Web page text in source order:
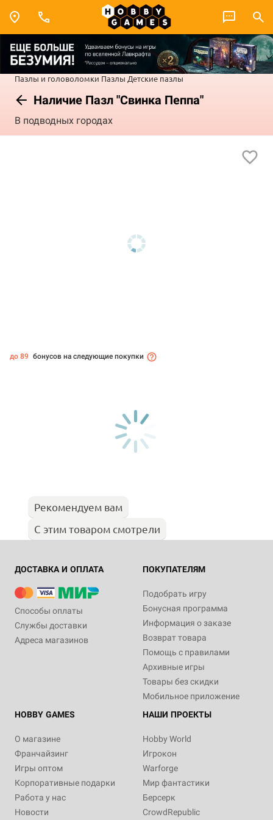
Пазлы и головоломки Пазлы Детские пазлы
Наличие Пазл "Свинка Пеппа"
В подводных городах
до 89 бонусов на следующие покупки
Рекомендуем вам
С этим товаром смотрели
ДОСТАВКА И ОПЛАТА
Способы оплаты
Службы доставки
Адреса магазинов
ПОКУПАТЕЛЯМ
Подобрать игру
Бонусная программа
Информация о заказе
Возврат товара
Помощь с правилами
Архивные игры
Товары без скидки
Мобильное приложение
HOBBY GAMES
О магазине
Франчайзинг
Игры оптом
Корпоративные подарки
Работа у нас
Новости
НАШИ ПРОЕКТЫ
Hobby World
Игрокон
Warforge
Мир фантастики
Берсерк
CrowdRepublic